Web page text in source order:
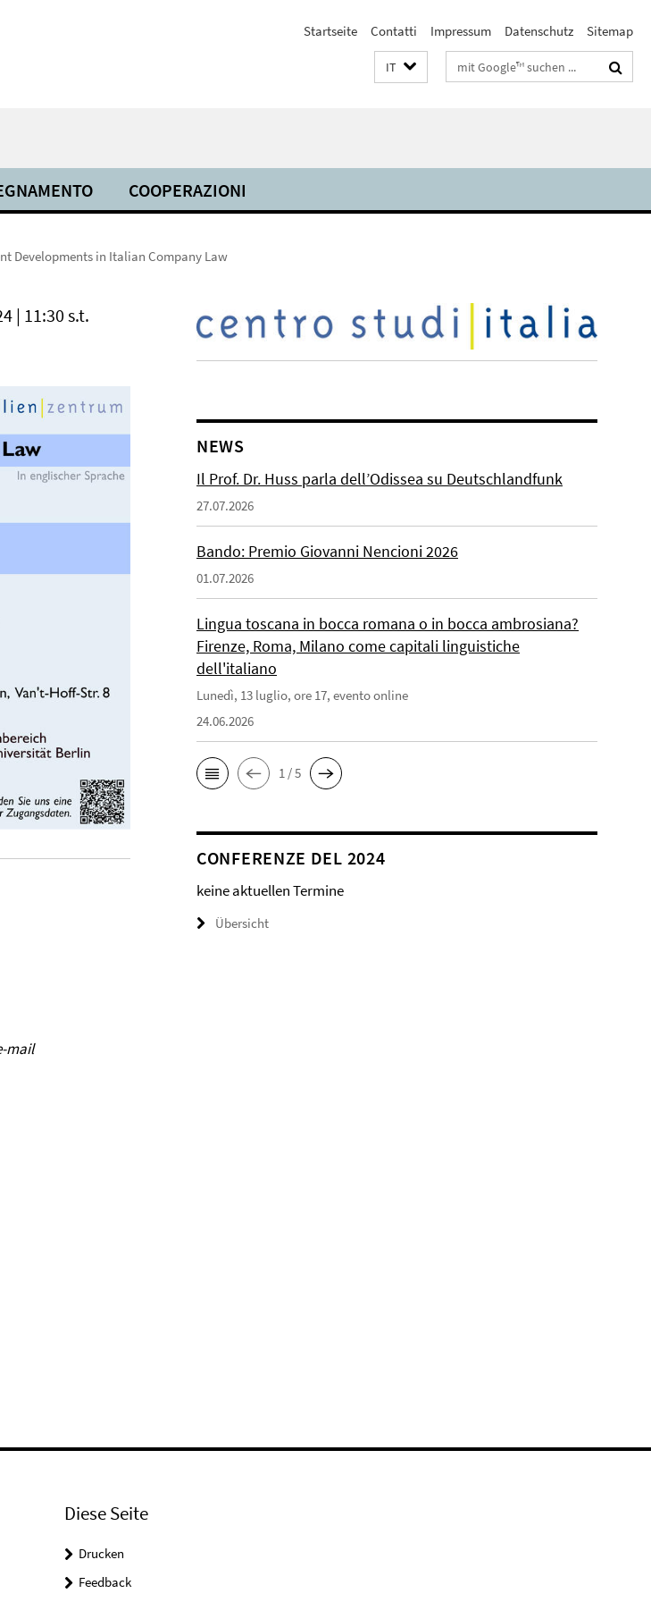
Startseite Contatti Impressum Datenschutz Sitemap
IT Suchbegriffe
COOPERAZIONI
Developments in Italian Company Law
| 11:30 s.t.
mail
NEWS
Il Prof. Dr. Huss parla dell’Odissea su Deutschlandfunk
27.07.2026
Bando: Premio Giovanni Nencioni 2026
01.07.2026
Lingua toscana in bocca romana o in bocca ambrosiana?
Firenze, Roma, Milano come capitali linguistiche
dell'italiano
Lunedì, 13 luglio, ore 17, evento online
24.06.2026
1 / 5
CONFERENZE DEL 2024
keine aktuellen Termine
Übersicht
Diese Seite
Drucken
Feedback